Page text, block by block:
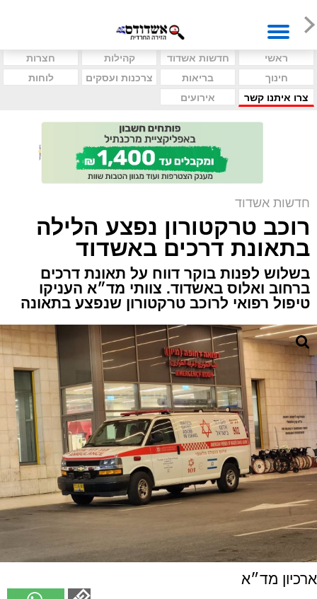
ראשי חדשות אשדוד קהילות
חצרות
חינוך
בריאות צרכנות ועסקים
לוחות
צרו איתנו קשר
אירועים
חדשות אשדוד
רוכב טרקטורון נפצע הלילה
בתאונת דרכים באשדוד
בשלוש לפנות בוקר דווח על תאונת דרכים
ברחוב ואלוס באשדוד. צוותי מד״א העניקו
טיפול רפואי לרוכב טרקטורון שנפצע בתאונה
ארכיון מד״א